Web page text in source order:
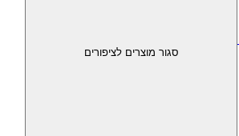
סגור מוצרים לציפורים